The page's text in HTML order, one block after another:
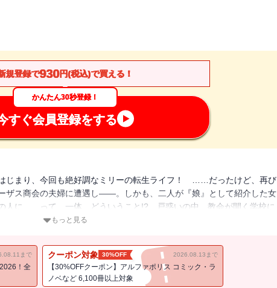
規登録で930円(税込)で買える！
かんたん30秒登録！
すぐ会員登録をする
じまり、今回も絶好調なミリーの転生ライフ！ ……だったけど、再び
ザス商会の夫婦に遭遇し――。しかも、二人が『娘』として紹介した女
人に……って、一体、どういうこと!? 戸惑いの中、教会が開く学校に
検査をしてくれた超美形の神官さんにまたまた再会！ この神官さん、
一気読み必至。待望の第五巻！ ※電子版は単行本をもとに編集して
もっと見る
まで
！全
クーポン対象 30%OFF 2026.08.13まで
【30%OFFクーポン】アルファポリス コミック・ラ
ノベなど 6,100冊以上対象